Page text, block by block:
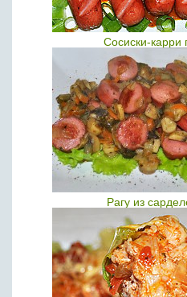
Сосиски-карри
Рагу из